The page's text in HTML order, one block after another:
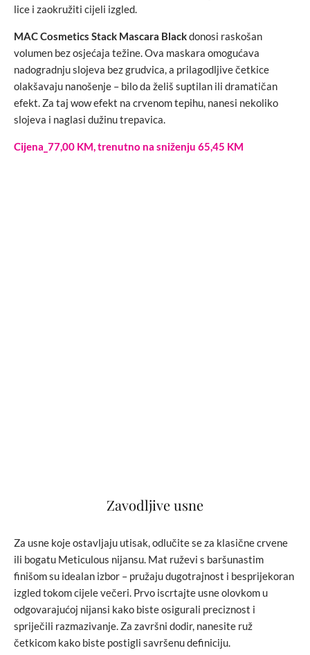
lice i zaokružiti cijeli izgled.
MAC Cosmetics Stack Mascara Blackdonosi raskošan
volumen bez osjećaja težine. Ova maskara omogućava
nadogradnju slojeva bez grudvica, a prilagodljive četkice
olakšavaju nanošenje – bilo da želiš suptilan ili dramatičan
efekt. Za taj wow efekt na crvenom tepihu, nanesi nekoliko
slojeva i naglasi dužinu trepavica.
Cijena_77,00 KM, trenutno na sniženju 65,45 KM
Zavodljive usne
Za usne koje ostavljaju utisak, odlučite se za klasične crvene
ili bogatu Meticulous nijansu. Mat ruževi s baršunastim
finišom su idealan izbor – pružaju dugotrajnost i besprijekoran
izgled tokom cijele večeri. Prvo iscrtajte usne olovkom u
odgovarajućoj nijansi kako biste osigurali preciznost i
spriječili razmazivanje. Za završni dodir, nanesite ruž
četkicom kako biste postigli savršenu definiciju.